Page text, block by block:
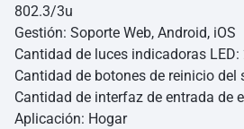
802.3/3u
Gestión: Soporte Web, Android, iOS
Cantidad de luces indicadoras LED:
Cantidad de botones de reinicio del
Cantidad de interfaz de entrada de
Aplicación: Hogar